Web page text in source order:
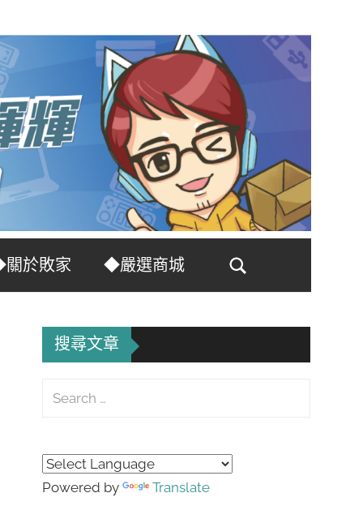
於敗家
◆嚴選商城
Search
搜尋文章
Search
Powered by Translate